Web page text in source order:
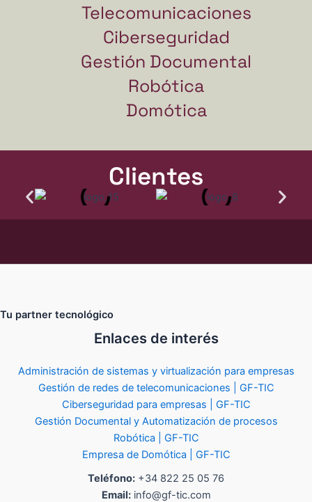
Telecomunicaciones
Ciberseguridad
Gestión Documental
Robótica
Domótica
Clientes
Tu partner tecnológico
Enlaces de interés
Administración de sistemas y virtualización para empresas
Gestión de redes de telecomunicaciones | GF-TIC
Ciberseguridad para empresas | GF-TIC
Gestión Documental y Automatización de procesos
Robótica | GF-TIC
Empresa de Domótica | GF-TIC
Teléfono: +34 822 25 05 76
Email:info@gf-tic.com